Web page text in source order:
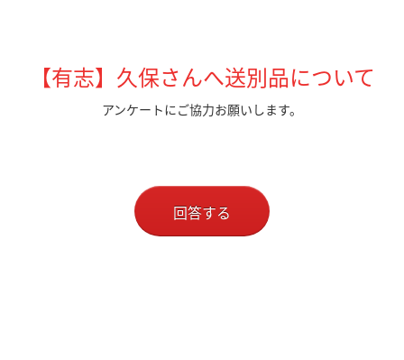
【有志】久保さんへ送別品について
アンケートにご協力お願いします。
回答する